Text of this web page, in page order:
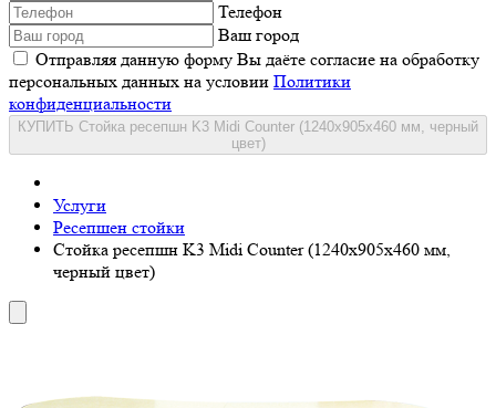
Телефон
Ваш город
Отправляя данную форму Вы даёте согласие на обработку
персональных данных на условии Политики
конфиденциальности
КУПИТЬ Стойка ресепшн K3 Midi Counter (1240x905x460 мм, черный
цвет)
Услуги
Ресепшен стойки
Стойка ресепшн K3 Midi Counter (1240x905x460 мм,
черный цвет)